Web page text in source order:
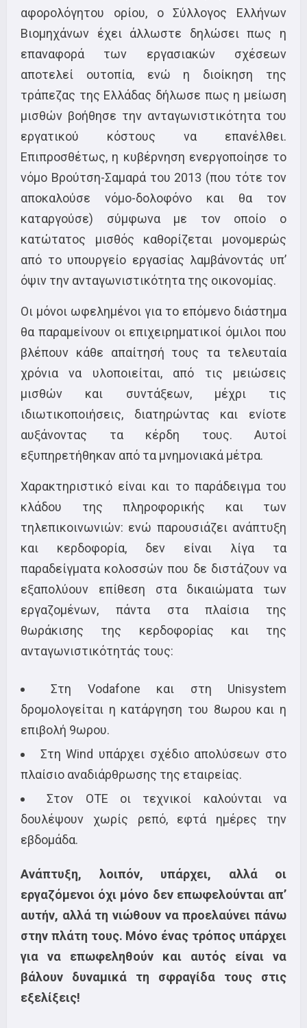
αφορολόγητου ορίου, ο Σύλλογος Ελλήνων
Βιομηχάνων έχει άλλωστε δηλώσει πως η
επαναφορά των εργασιακών σχέσεων
αποτελεί ουτοπία, ενώ η διοίκηση της
τράπεζας της Ελλάδας δήλωσε πως η μείωση
μισθών βοήθησε την ανταγωνιστικότητα του
εργατικού κόστους να επανέλθει.
Επιπροσθέτως, η κυβέρνηση ενεργοποίησε το
νόμο Βρούτση-Σαμαρά του 2013 (που τότε τον
αποκαλούσε νόμο-δολοφόνο και θα τον
καταργούσε) σύμφωνα με τον οποίο ο
κατώτατος μισθός καθορίζεται μονομερώς
από το υπουργείο εργασίας λαμβάνοντάς υπ’
όψιν την ανταγωνιστικότητα της οικονομίας.
Οι μόνοι ωφελημένοι για το επόμενο διάστημα
θα παραμείνουν οι επιχειρηματικοί όμιλοι που
βλέπουν κάθε απαίτησή τους τα τελευταία
χρόνια να υλοποιείται, από τις μειώσεις
μισθών και συντάξεων, μέχρι τις
ιδιωτικοποιήσεις, διατηρώντας και ενίοτε
αυξάνοντας τα κέρδη τους. Αυτοί
εξυπηρετήθηκαν από τα μνημονιακά μέτρα.
Χαρακτηριστικό είναι και το παράδειγμα του
κλάδου της πληροφορικής και των
τηλεπικοινωνιών: ενώ παρουσιάζει ανάπτυξη
και κερδοφορία, δεν είναι λίγα τα
παραδείγματα κολοσσών που δε διστάζουν να
εξαπολύουν επίθεση στα δικαιώματα των
εργαζομένων, πάντα στα πλαίσια της
θωράκισης της κερδοφορίας και της
ανταγωνιστικότητάς τους:
Στη Vodafone και στη Unisystem
δρομολογείται η κατάργηση του 8ωρου και η
επιβολή 9ωρου.
Στη Wind υπάρχει σχέδιο απολύσεων στο
πλαίσιο αναδιάρθρωσης της εταιρείας.
Στον ΟΤΕ οι τεχνικοί καλούνται να
δουλέψουν χωρίς ρεπό, εφτά ημέρες την
εβδομάδα.
Ανάπτυξη, λοιπόν, υπάρχει, αλλά οι
εργαζόμενοι όχι μόνο δεν επωφελούνται απ’
αυτήν, αλλά τη νιώθουν να προελαύνει πάνω
στην πλάτη τους. Μόνο ένας τρόπος υπάρχει
για να επωφεληθούν και αυτός είναι να
βάλουν δυναμικά τη σφραγίδα τους στις
εξελίξεις!